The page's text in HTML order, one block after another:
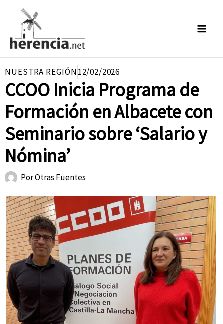
contenido
NUESTRA REGIÓN12/02/2026
CCOO Inicia Programa de
Formación en Albacete con
Seminario sobre ‘Salario y
Nómina’
PorOtras Fuentes